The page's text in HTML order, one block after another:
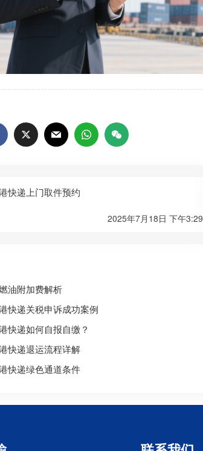
快递上门取件预约
2025年7月18日 下午3:29
油附加费解析
快递关税申诉成功案例
快递如何自报自缴？
快递退运流程详解
快递绿色通道条件